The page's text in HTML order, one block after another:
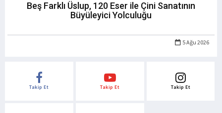
Beş Farklı Üslup, 120 Eser ile Çini Sanatının
Büyüleyici Yolculuğu
5 Ağu 2026
Takip Et Takip Et Takip Et